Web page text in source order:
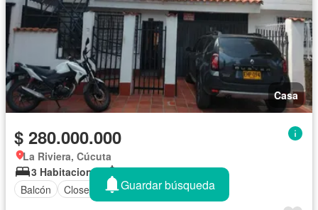
Casa
$ 280.000.000
La Riviera, Cúcuta
3 Habitaciones
2 Baños
Balcón
Closet Guardar búsqueda